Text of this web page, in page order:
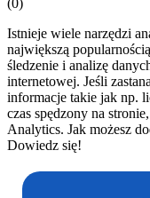
(0)
Istnieje wiele narzędzi
największą
śledzenie i analizę
internetowej. Jeśli
informacje takie jak np.
czas spędzony na
Analytics. Jak możesz
Dowiedz się!